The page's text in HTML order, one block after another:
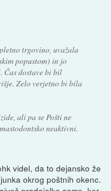
trgovino, uvažala
popustom) in jo
dostave bi bil
Zelo verjetno bi bila
ali pa se Pošti ne
neaktivni.
videl, da to dejansko že
okrog poštnih okenc.